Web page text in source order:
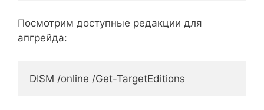
Посмотрим доступные редакции для
апгрейда:
DISM /online /Get-TargetEditions